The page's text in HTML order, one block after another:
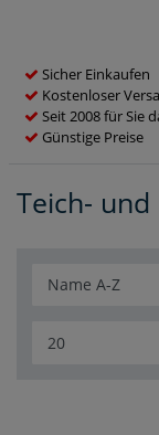
Sicher Einkaufen
Kostenloser
Seit 2008 für Sie
Günstige Preise
Teich-